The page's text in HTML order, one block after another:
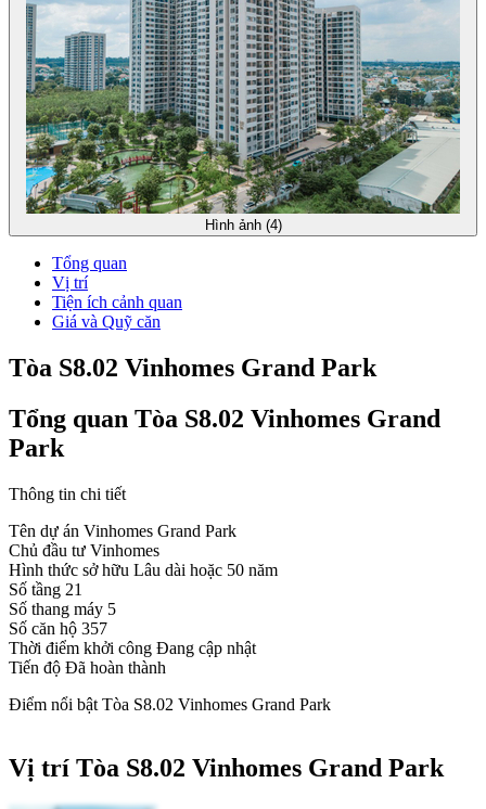
Hình ảnh (4)
Tổng quan
Vị trí
Tiện ích cảnh quan
Giá và Quỹ căn
Tòa S8.02 Vinhomes Grand Park
Tổng quan Tòa S8.02 Vinhomes Grand
Park
Thông tin chi tiết
Tên dự án Vinhomes Grand Park
Chủ đầu tư Vinhomes
Hình thức sở hữu Lâu dài hoặc 50 năm
Số tầng 21
Số thang máy 5
Số căn hộ 357
Thời điểm khởi công Đang cập nhật
Tiến độ Đã hoàn thành
Điểm nổi bật Tòa S8.02 Vinhomes Grand Park
Vị trí Tòa S8.02 Vinhomes Grand Park